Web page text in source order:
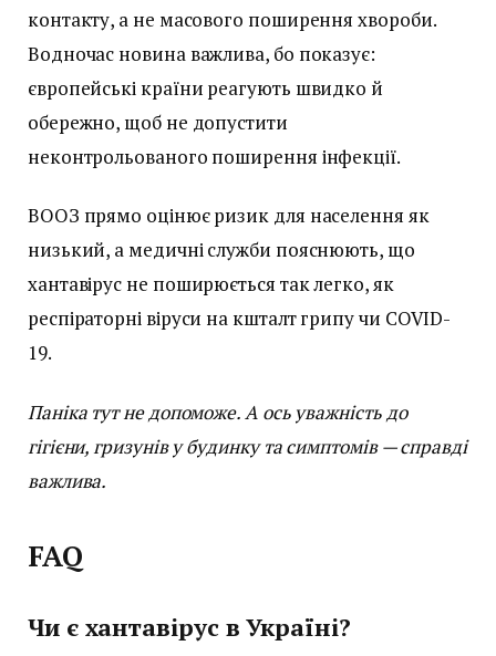
контакту, а не масового поширення хвороби.
Водночас новина важлива, бо показує:
європейські країни реагують швидко й
обережно, щоб не допустити
неконтрольованого поширення інфекції.
ВООЗ прямо оцінює ризик для населення як
низький, а медичні служби пояснюють, що
хантавірус не поширюється так легко, як
респіраторні віруси на кшталт грипу чи COVID-
19.
Паніка тут не допоможе. А ось уважність до
гігієни, гризунів у будинку та симптомів — справді
важлива.
FAQ
Чи є хантавірус в Україні?